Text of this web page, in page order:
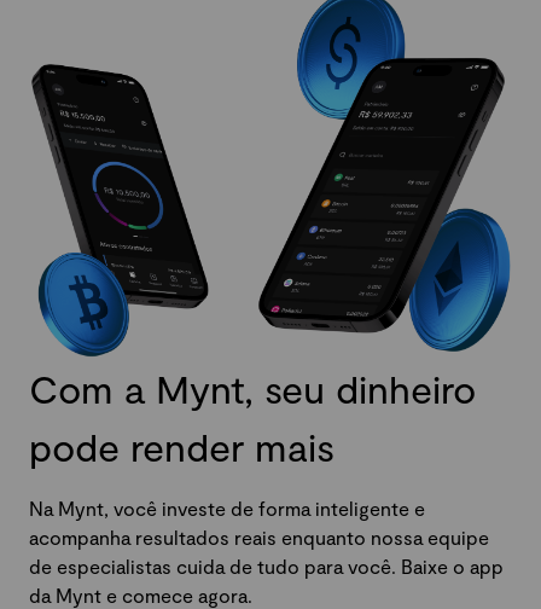
Com a Mynt, seu dinheiro
pode render mais
Na Mynt, você investe de forma inteligente e
acompanha resultados reais enquanto nossa equipe
de especialistas cuida de tudo para você. Baixe o app
da Mynt e comece agora.